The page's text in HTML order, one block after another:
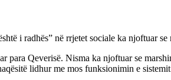
i radhës” në rrjetet sociale ka njoftuar
para Qeverisë. Nisma ka njoftuar se
lidhur me mos funksionimin e